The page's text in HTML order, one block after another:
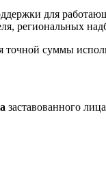
для
региональных
точной суммы
заставованного